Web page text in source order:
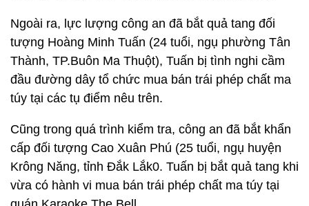
Ngoài ra, lực lượng công an đã bắt quả tang đối
tượng Hoàng Minh Tuấn (24 tuổi, ngụ phường Tân
Thành, TP.Buôn Ma Thuột), Tuấn bị tình nghi cầm
đầu đường dây tổ chức mua bán trái phép chất ma
túy tại các tụ điểm nêu trên.
Cũng trong quá trình kiểm tra, công an đã bắt khẩn
cấp đối tượng Cao Xuân Phú (25 tuổi, ngụ huyện
Krông Năng, tỉnh Đắk Lắk0. Tuấn bị bắt quả tang khi
vừa có hành vi mua bán trái phép chất ma túy tại